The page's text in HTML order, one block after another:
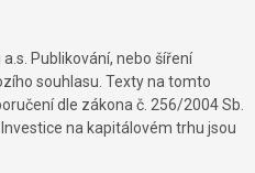
Publikování, nebo šíření
souhlasu. Texty na tomto
dle zákona č. 256/2004 Sb.
na kapitálovém trhu jsou